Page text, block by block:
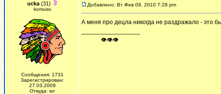
ucka (31)
komuso
Сообщения: 1731
Зарегистрирован:
27.03.2009
Откуда: юг
Добавлено: Вт Фев 09, 2010 7:28 pm
А меня про децла никогда не раздражало - это
ᅠ ᅠ ᅠ👁👁👁